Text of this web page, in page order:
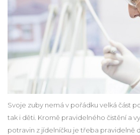
Svoje zuby nemá v pořádku velká část
tak i děti. Kromě pravidelného čistění a
potravin z jídelníčku je třeba pravidelně